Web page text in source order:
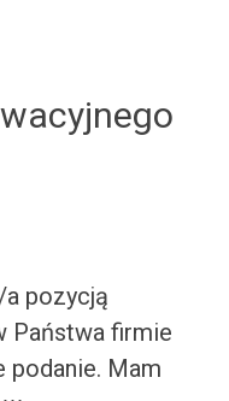
pozycją
Państwa firmie
podanie. Mam